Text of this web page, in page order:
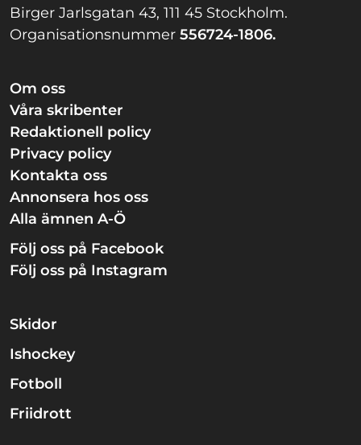
Birger Jarlsgatan 43, 111 45 Stockholm.
Organisationsnummer 556724-1806.
Om oss
Våra skribenter
Redaktionell policy
Privacy policy
Kontakta oss
Annonsera hos oss
Alla ämnen A-Ö
Följ oss på Facebook
Följ oss på Instagram
Skidor
Ishockey
Fotboll
Friidrott